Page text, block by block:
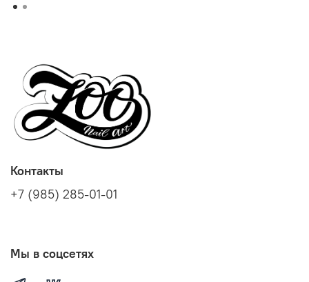
Контакты
+7 (985) 285-01-01
Мы в соцсетях